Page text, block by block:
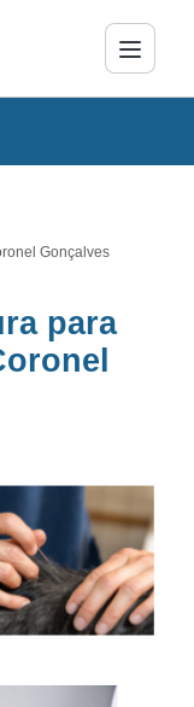
Gonçalves
para